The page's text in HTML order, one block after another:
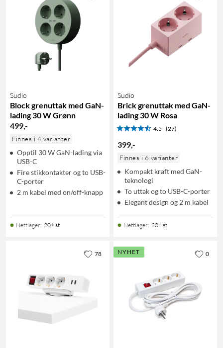
Sudio
Block grenuttak med GaN-
lading 30 W Grønn
499,-
Finnes i 4 varianter
Opptil 30 W GaN-lading via
USB-C
Fire stikkontakter og to USB-
C-porter
2 m kabel med on/off-knapp
Nettlager: 20+ st
Sudio
Brick grenuttak med GaN-
lading 30 W Rosa
4.5 (27)
399,-
Finnes i 6 varianter
Kompakt kraft med GaN-
teknologi
To uttak og to USB-C-porter
Elegant design og 2 m kabel
Nettlager: 20+ st
78 NYHET 0